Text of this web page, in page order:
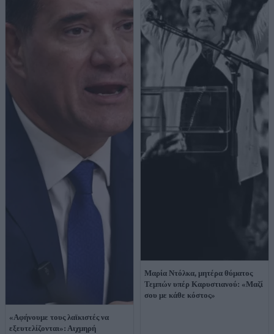
«Αφήνουμε τους λαϊκιστές να
εξευτελίζονται»: Αιχμηρή
Μαρία Ντόλκα, μητέρα θύματος
Τεμπών υπέρ Καρυστιανού: «Μαζί
σου με κάθε κόστος»